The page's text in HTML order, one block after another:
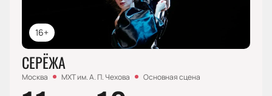
16+
СЕРЁЖА
Москва МХТ им. А. П. Чехова Основная сцена